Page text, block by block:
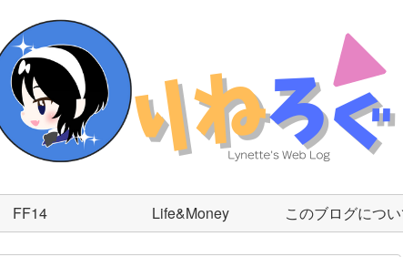
FF14 Life&Money このブログにつ